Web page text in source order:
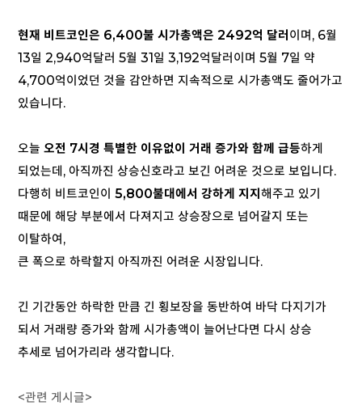
현재 비트코인은 6,400불 시가총액은 2492억 달러이며, 6월
13일 2,940억달러 5월 31일 3,192억달러이며 5월 7일 약
4,700억이었던 것을 감안하면 지속적으로 시가총액도 줄어가고
있습니다.
오늘 오전 7시경 특별한 이유없이 거래 증가와 함께 급등하게
되었는데, 아직까진 상승신호라고 보긴 어려운 것으로 보입니다.
다행히 비트코인이 5,800불대에서 강하게 지지해주고 있기
때문에 해당 부분에서 다져지고 상승장으로 넘어갈지 또는
이탈하여,
큰 폭으로 하락할지 아직까진 어려운 시장입니다.
긴 기간동안 하락한 만큼 긴 횡보장을 동반하여 바닥 다지기가
되서 거래량 증가와 함께 시가총액이 늘어난다면 다시 상승
추세로 넘어가리라 생각합니다.
<관련 게시글>